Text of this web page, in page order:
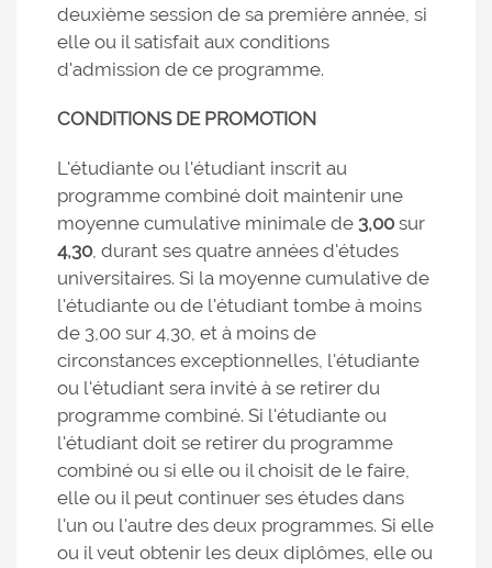
deuxième session de sa première année, si
elle ou il satisfait aux conditions
d'admission de ce programme.
CONDITIONS DE PROMOTION
L'étudiante ou l'étudiant inscrit au
programme combiné doit maintenir une
moyenne cumulative minimale de 3,00sur
4,30, durant ses quatre années d'études
universitaires. Si la moyenne cumulative de
l'étudiante ou de l'étudiant tombe à moins
de 3,00 sur 4,30, et à moins de
circonstances exceptionnelles, l'étudiante
ou l'étudiant sera invité à se retirer du
programme combiné. Si l'étudiante ou
l'étudiant doit se retirer du programme
combiné ou si elle ou il choisit de le faire,
elle ou il peut continuer ses études dans
l'un ou l'autre des deux programmes. Si elle
ou il veut obtenir les deux diplômes, elle ou